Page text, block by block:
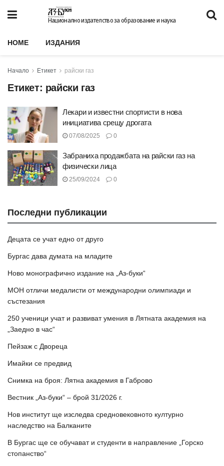
Национално издателство за образование и наука
HOME ИЗДАНИЯ
Начало Етикет райски газ
Етикет: райски газ
Лекари и известни спортисти в нова
инициатива срещу дрогата
07/08/2025 0
Забраниха продажбата на райски газ на
физически лица
25/09/2024 0
Последни публикации
Децата се учат едно от друго
Бургас дава думата на младите
Ново монографично издание на „Аз-буки“
МОН отличи медалисти от международни олимпиади и
състезания
250 ученици учат и развиват умения в Лятната академия на
„Заедно в час“
Пейзаж с Двореца
Имайки се предвид
Снимка на броя: Лятна академия в Габрово
Вестник „Аз-буки“ – брой 31/2026 г.
Нов институт ще изследва средновековното културно
наследство на Балканите
В Бургас ще се обучават и студенти в направление „Горско
стопанство“